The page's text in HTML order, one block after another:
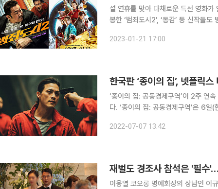
설 연휴를 맞아 다채로운 특선 영화가
봉한 ‘범죄도시2’, ‘동감’ 등 신작들도 방영돼 눈길을 끈다. △
12:45) 먼저
2023-01-21 17:00
‘종이의 집: 공동경제구역’이 2주 연
다. ‘종이의 집: 공동경제구역’은 6일(한국 시각) 넷플릭스가 매주 이용자들의 시청 시간을 집계해
시청 시간을 기록하며 비영어권 작품
2022-07-07 13:42
재벌도 경조사 참석은 '필수
이웅열 코오롱 명예회장의 장남인 이